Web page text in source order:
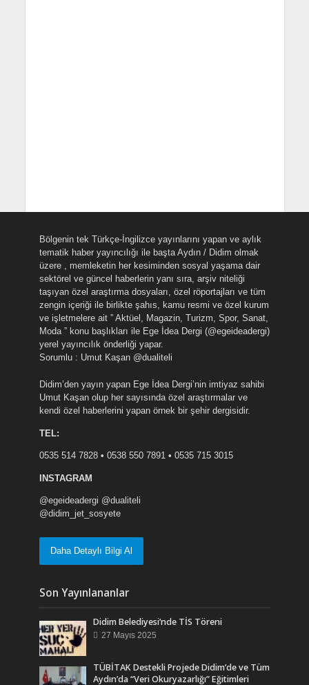
Bölgenin tek Türkçe-İngilizce yayınlarını yapan ve aylık
tematik haber yayıncılığı ile başta Aydın / Didim olmak
üzere , memleketin her kesiminden sosyal yaşama dair
sektörel ve güncel haberlerin yanı sıra, arşiv niteliği
taşıyan özel araştırma dosyaları, özel röportajları ve tüm
zengin içeriği ile birlikte şahıs, kamu resmi ve özel kurum
ve işletmelere ait ” Aktüel, Magazin, Turizm, Spor, Sanat,
Moda ” konu başlıkları ile Ege İdea Dergi (@egeideadergi)
yerel yayıncılık önderliği yapar.
Sorumlu : Umut Kaşan @dualiteli
Didim’den yayın yapan Ege İdea Dergi’nin imtiyaz sahibi
Umut Kaşan olup her sayısında özel araştırmalar ve
kendi özel haberlerini yapan örnek bir şehir dergisidir.
TEL:
0535 514 7828 • 0538 550 7891 • 0535 715 3015
INSTAGRAM
@egeideadergi @dualiteli
@didim_jet_sosyete
Daha Detaylı Bilgi Al
Son Yayınlananlar
Didim Belediyesi’nde TİS Töreni
27 Mayıs 2025
TÜBİTAK Destekli Projede Didim’de ve Tüm
Aydın’da “Veri Okuryazarlığı” Eğitimleri